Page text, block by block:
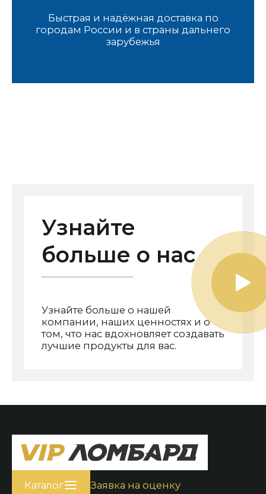
Быстрая и надёжная доставка по
городам России и в страны дальнего
зарубежья
Узнайте
больше о нас
Узнайте больше о нашей
компании, наших ценностях и о
том, что нас вдохновляет создавать
лучшие продукты для вас.
Каталог Заявка на оценку